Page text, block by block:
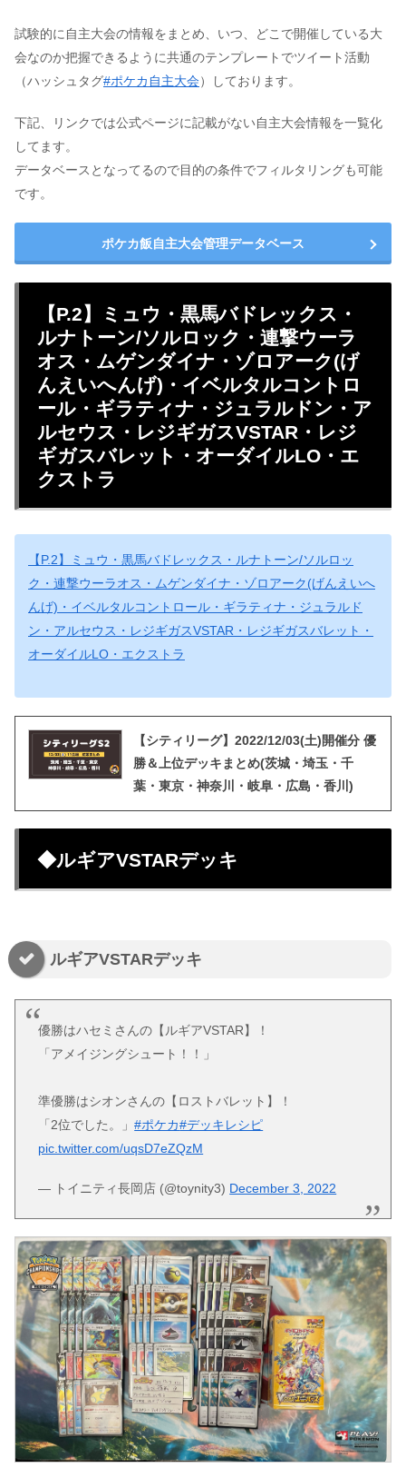
試験的に自主大会の情報をまとめ、いつ、どこで開催している大
会なのか把握できるように共通のテンプレートでツイート活動
（ハッシュタグ#ポケカ自主大会）しております。
下記、リンクでは公式ページに記載がない自主大会情報を一覧化
してます。
データベースとなってるので目的の条件でフィルタリングも可能
です。
ポケカ飯自主大会管理データベース
【P.2】ミュウ・黒馬バドレックス・
ルナトーン/ソルロック・連撃ウーラ
オス・ムゲンダイナ・ゾロアーク(げ
んえいへんげ)・イベルタルコントロ
ール・ギラティナ・ジュラルドン・ア
ルセウス・レジギガスVSTAR・レジ
ギガスバレット・オーダイルLO・エ
クストラ
【P.2】ミュウ・黒馬バドレックス・ルナトーン/ソルロッ
ク・連撃ウーラオス・ムゲンダイナ・ゾロアーク(げんえいへ
んげ)・イベルタルコントロール・ギラティナ・ジュラルド
ン・アルセウス・レジギガスVSTAR・レジギガスバレット・
オーダイルLO・エクストラ
【シティリーグ】2022/12/03(土)開催分 優
勝＆上位デッキまとめ(茨城・埼玉・千
葉・東京・神奈川・岐阜・広島・香川)
◆ルギアVSTARデッキ
ルギアVSTARデッキ
優勝はハセミさんの【ルギアVSTAR】！
「アメイジングシュート！！」
準優勝はシオンさんの【ロストバレット】！
「2位でした。」#ポケカ#デッキレシピ
pic.twitter.com/uqsD7eZQzM
— トイニティ長岡店 (@toynity3) December 3, 2022